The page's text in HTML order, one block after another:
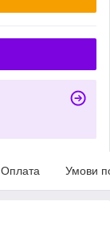
Оплата Умови